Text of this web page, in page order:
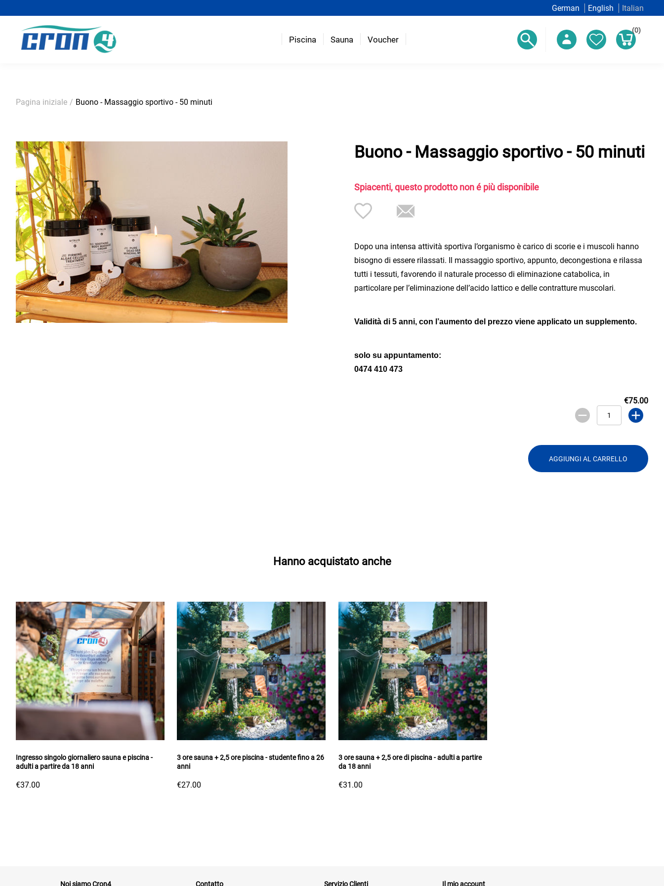
German English Italian
Piscina Sauna Voucher
(0)
Pagina iniziale / Buono - Massaggio sportivo - 50 minuti
Buono - Massaggio sportivo - 50 minuti
Spiacenti, questo prodotto non é più disponibile
Dopo una intensa attività sportiva l’organismo è carico di scorie e i muscoli hanno
bisogno di essere rilassati. Il massaggio sportivo, appunto, decongestiona e rilassa
tutti i tessuti, favorendo il naturale processo di eliminazione catabolica, in
particolare per l’eliminazione dell’acido lattico e delle contratture muscolari.
Validità di 5 anni, con l’aumento del prezzo viene applicato un supplemento.
solo su appuntamento:
0474 410 473
€75.00
AGGIUNGI AL CARRELLO
Hanno acquistato anche
Ingresso singolo giornaliero sauna e piscina -
adulti a partire da 18 anni
€37.00
3 ore sauna + 2,5 ore piscina - studente fino a 26
anni
€27.00
3 ore sauna + 2,5 ore di piscina - adulti a partire
da 18 anni
€31.00
Noi siamo Cron4 Contatto Servizio Clienti Il mio account